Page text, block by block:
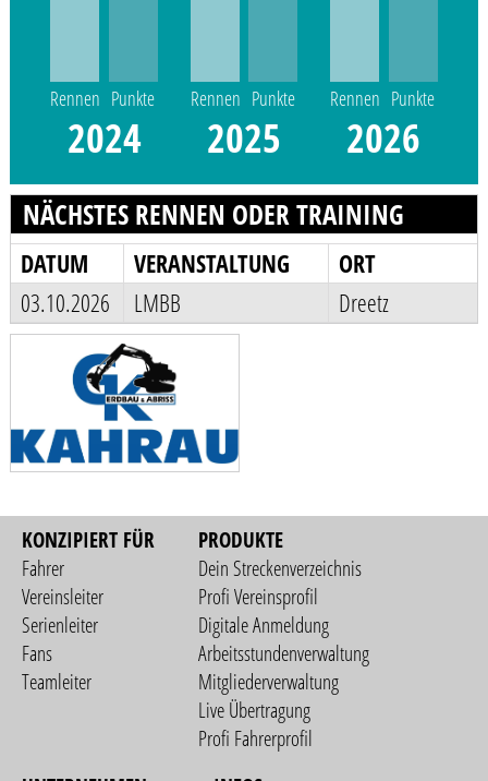
Rennen Punkte
2024
Rennen Punkte
2025
Rennen Punkte
2026
NÄCHSTES RENNEN ODER TRAINING
DATUM VERANSTALTUNG
ORT
03.10.2026
LMBB Dreetz
KONZIPIERT FÜR
Fahrer
Vereinsleiter
Serienleiter
Fans
Teamleiter
PRODUKTE
Dein Streckenverzeichnis
Profi Vereinsprofil
Digitale Anmeldung
Arbeitsstundenverwaltung
Mitgliederverwaltung
Live Übertragung
Profi Fahrerprofil